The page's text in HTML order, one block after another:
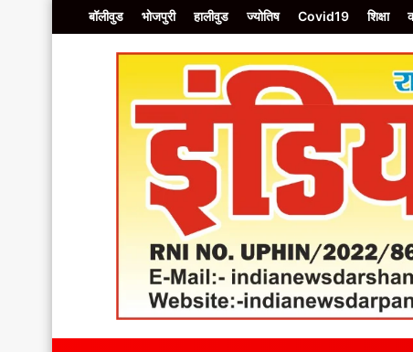
बॉलीवुड भोजपुरी हालीवुड ज्योतिष Covid19 शिक्षा
होम राज्य